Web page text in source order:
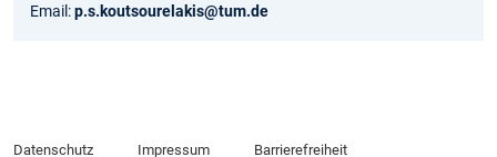
Email:p.s.koutsourelakis@tum.de
Datenschutz Impressum Barrierefreiheit